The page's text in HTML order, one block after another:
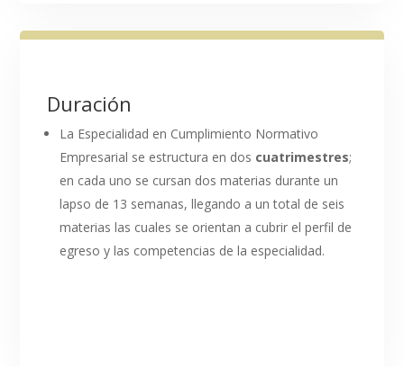
Duración
La Especialidad en Cumplimiento Normativo
Empresarial se estructura en dos cuatrimestres;
en cada uno se cursan dos materias durante un
lapso de 13 semanas, llegando a un total de seis
materias las cuales se orientan a cubrir el perfil de
egreso y las competencias de la especialidad.